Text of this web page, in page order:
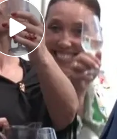
de blindar la
el lunes por fin se